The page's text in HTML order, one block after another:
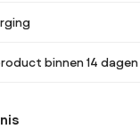
binnen 14